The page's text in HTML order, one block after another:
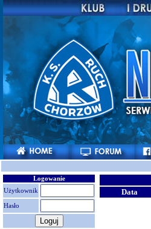
Logowanie
Użytkownik
Hasło
Data